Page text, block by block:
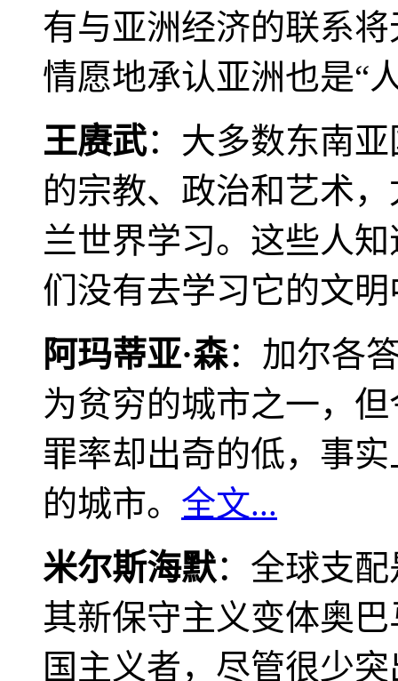
有与亚洲经济的联系
情愿地承认亚洲也是“
王赓武：大多数东南
的宗教、政治和艺术
兰世界学习。这些人
们没有去学习它的文
阿玛蒂亚·森：加尔各
为贫穷的城市之一，
罪率却出奇的低，事
的城市。 全文...
米尔斯海默：全球支
其新保守主义变体奥
国主义者，尽管很少